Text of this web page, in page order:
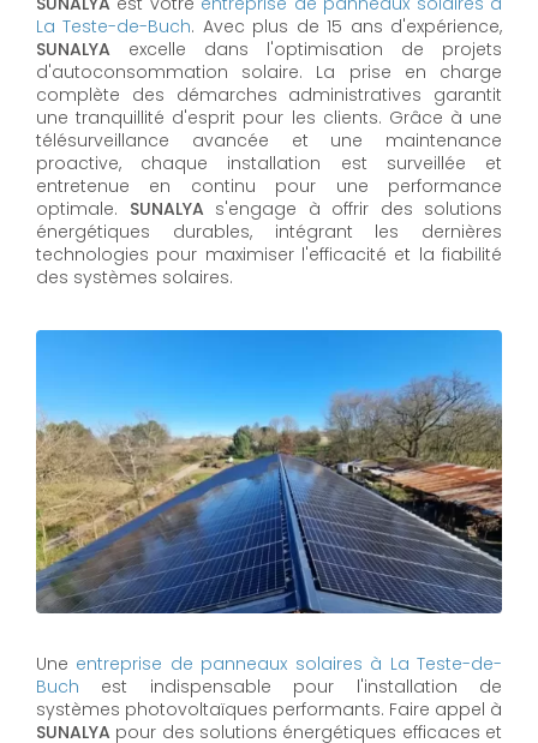
La Teste-de-Buch. Avec plus de 15 ans d'expérience,
SUNALYA excelle dans l'optimisation de projets
d'autoconsommation solaire. La prise en charge
complète des démarches administratives garantit
une tranquillité d'esprit pour les clients. Grâce à une
télésurveillance avancée et une maintenance
proactive, chaque installation est surveillée et
entretenue en continu pour une performance
optimale. SUNALYA s'engage à offrir des solutions
énergétiques durables, intégrant les dernières
technologies pour maximiser l'efficacité et la fiabilité
des systèmes solaires.
Une entreprise de panneaux solaires à La Teste-de-
Buch est indispensable pour l'installation de
systèmes photovoltaïques performants. Faire appel à
SUNALYA pour des solutions énergétiques efficaces et